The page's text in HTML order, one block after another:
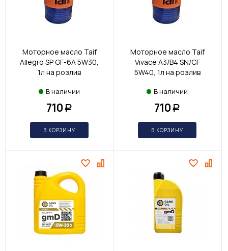
Моторное масло Taif
Allegro SP GF-6A 5W30,
1л на розлив
В наличии
710 Р
В КОРЗИНУ
Моторное масло Taif
Vivace A3/B4 SN/CF
5W40, 1л на розлив
В наличии
710 Р
В КОРЗИНУ